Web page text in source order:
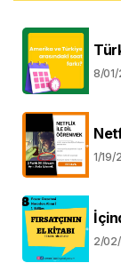
8/01/
1/19/
2/